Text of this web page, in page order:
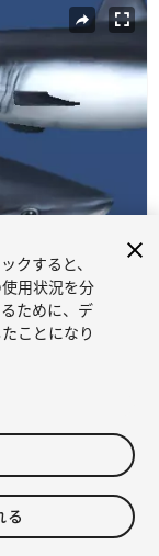
クすると、
用状況を分
ために、デ
ことになり
る